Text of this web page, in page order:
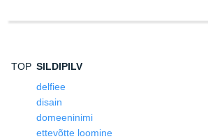
TOP SILDIPILV
delfiee
disain
domeeninimi
ettevõtte loomine